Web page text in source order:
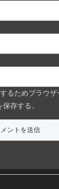
るためブラウザ
存する。